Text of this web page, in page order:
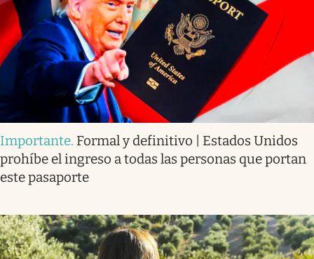
Importante. Formal y definitivo | Estados Unidos
prohíbe el ingreso a todas las personas que portan
este pasaporte